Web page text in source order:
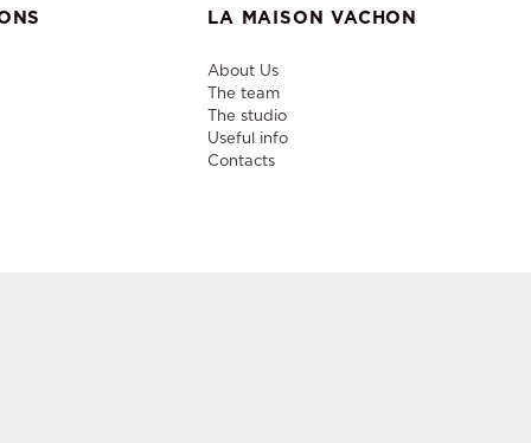
LA MAISON VACHON
About Us
The team
The studio
Useful info
Contacts